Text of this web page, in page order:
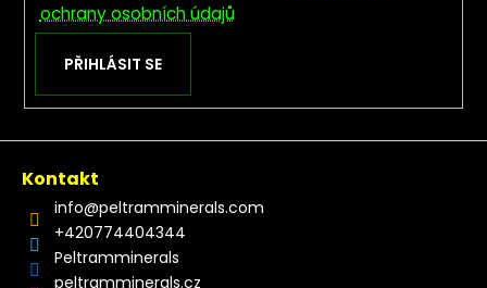
ochrany osobních údajů
PŘIHLÁSIT SE
Kontakt
info@peltramminerals.com
+420774404344
Peltramminerals
peltramminerals.cz